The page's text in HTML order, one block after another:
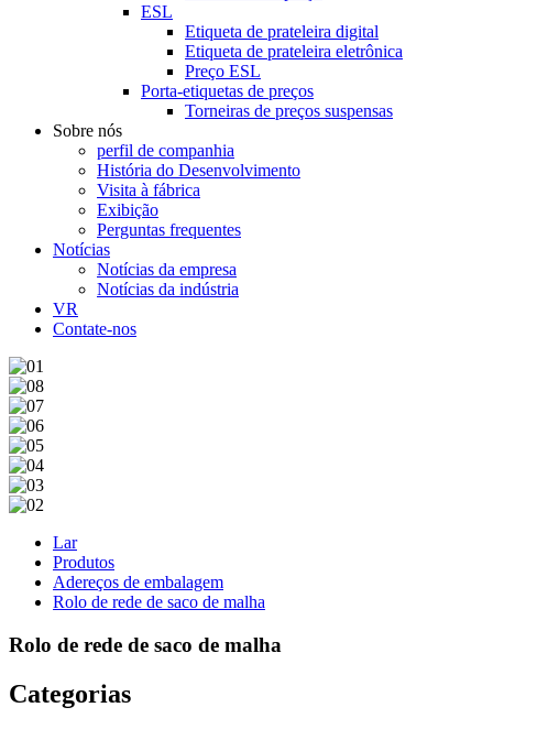
ESL
Etiqueta de prateleira digital
Etiqueta de prateleira eletrônica
Preço ESL
Porta-etiquetas de preços
Torneiras de preços suspensas
Sobre nós
perfil de companhia
História do Desenvolvimento
Visita à fábrica
Exibição
Perguntas frequentes
Notícias
Notícias da empresa
Notícias da indústria
VR
Contate-nos
Lar
Produtos
Adereços de embalagem
Rolo de rede de saco de malha
Rolo de rede de saco de malha
Categorias